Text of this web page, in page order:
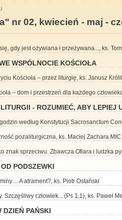
nr 02, kwiecień - maj -
gdy jest ożywiana i przeżywana..., ks.
WSPÓLNOCIE KOŚCIOŁA
Kościoła – przez liturgię, ks. Janusz
– dom i przestrzeń dla każdego
- ROZUMIEĆ, ABY LEPIEJ
według Konstytucji Sacrosanctum
pozaliturgiczna, ks. Maciej Zachara MIC
znak sprzeciwu. Zbawcza Ofiara i ludzka
PODSZEWKI
A atrament?, ks. Piotr Ostański
Szczęśliwy człowiek... (Ps 1,1), ks. Paweł
DZIEŃ PAŃSKI